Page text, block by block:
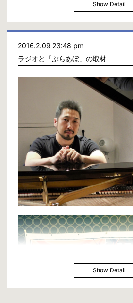
Show Detail
2016.2.09 23:48 pm
ラジオと「ぶらあぼ」の取材
Show Detail